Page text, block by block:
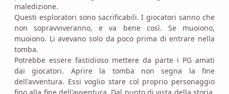
maledizione.
Questi esploratori sono sacrificabili. I giocatori sanno che
non sopravviveranno, e va bene così. Se muoiono,
muoiono. Li avevano solo da poco prima di entrare nella
tomba.
Potrebbe essere fastidioso mettere da parte i PG amati
dai giocatori. Aprire la tomba non segna la fine
dell'avventura. Essi voglio stare col proprio personaggio